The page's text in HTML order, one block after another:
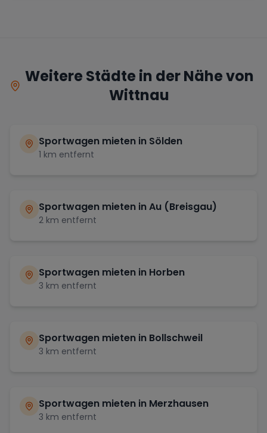
Weitere Städte in der Nähe von
Wittnau
Sportwagen mieten in Sölden
1 km entfernt
Sportwagen mieten inAu (Breisgau)
2 km entfernt
Sportwagen mieten in Horben
3 km entfernt
Sportwagen mieten in Bollschweil
3 km entfernt
Sportwagen mieten in Merzhausen
3 km entfernt